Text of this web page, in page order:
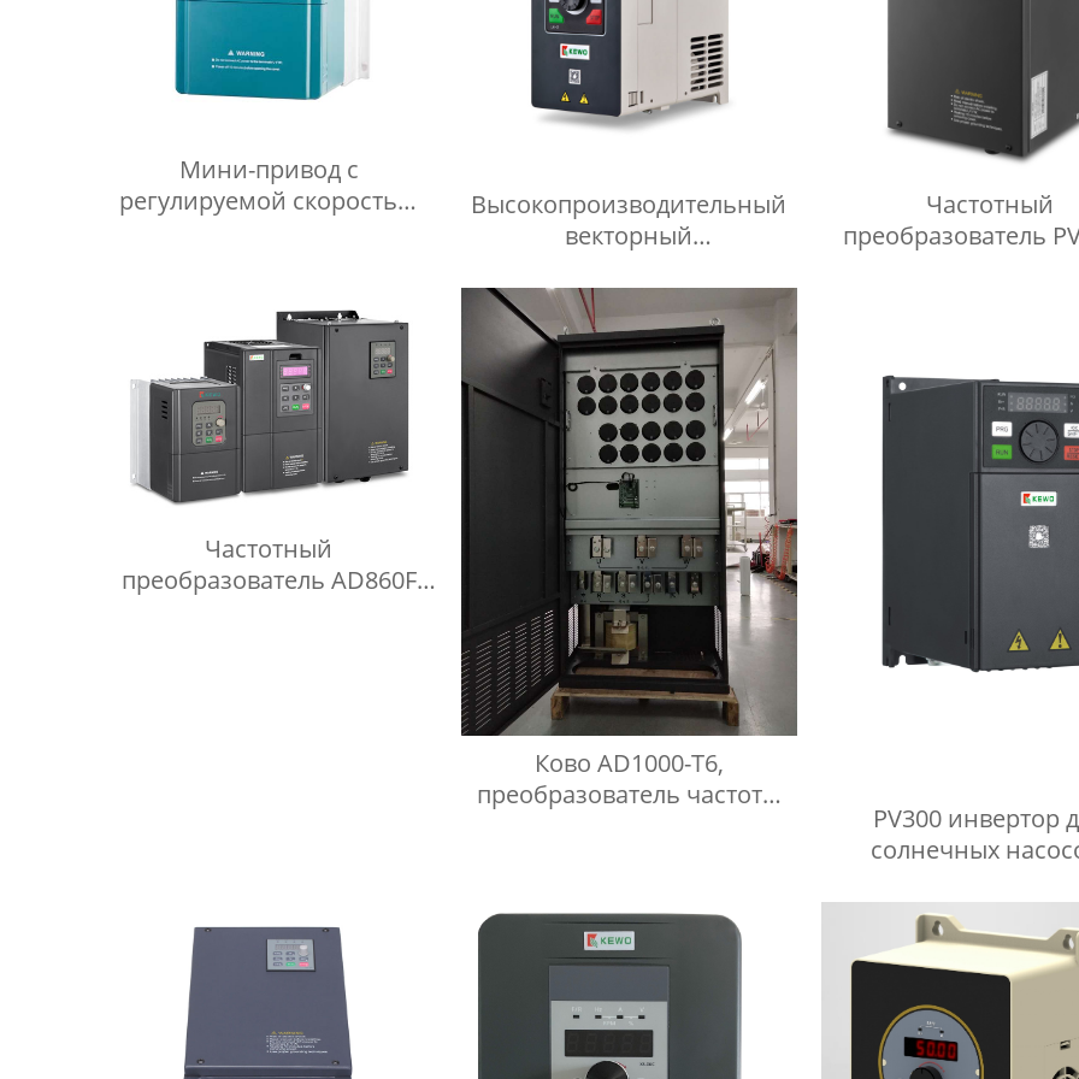
Мини-привод с
регулируемой скоростью
Высокопроизводительный
векторный
AD1000
Частотный
преобразователь
Частотный
преобразователь AD860F
Ково AD1000-T6,
преобразователь частоты
PV300 инвертор
солнечных